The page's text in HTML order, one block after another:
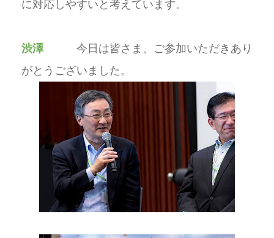
に対応しやすいと考えています。
渋澤今日は皆さま、ご参加いただきあり
がとうございました。